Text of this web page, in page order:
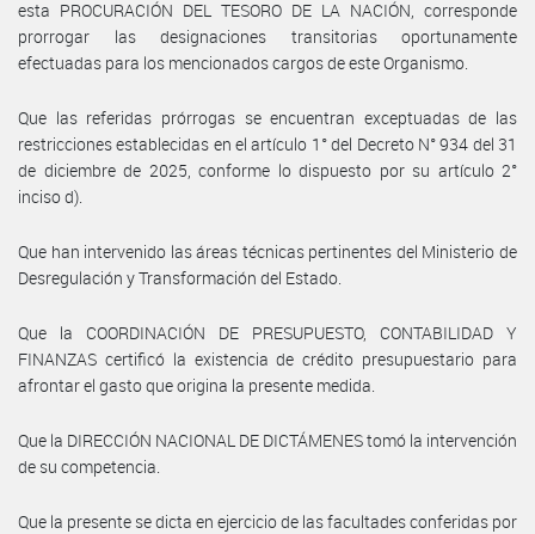
esta PROCURACIÓN DEL TESORO DE LA NACIÓN, corresponde
prorrogar las designaciones transitorias oportunamente
efectuadas para los mencionados cargos de este Organismo.
Que las referidas prórrogas se encuentran exceptuadas de las
restricciones establecidas en el artículo 1° del Decreto N° 934 del 31
de diciembre de 2025, conforme lo dispuesto por su artículo 2°
inciso d).
Que han intervenido las áreas técnicas pertinentes del Ministerio de
Desregulación y Transformación del Estado.
Que la COORDINACIÓN DE PRESUPUESTO, CONTABILIDAD Y
FINANZAS certificó la existencia de crédito presupuestario para
afrontar el gasto que origina la presente medida.
Que la DIRECCIÓN NACIONAL DE DICTÁMENES tomó la intervención
de su competencia.
Que la presente se dicta en ejercicio de las facultades conferidas por